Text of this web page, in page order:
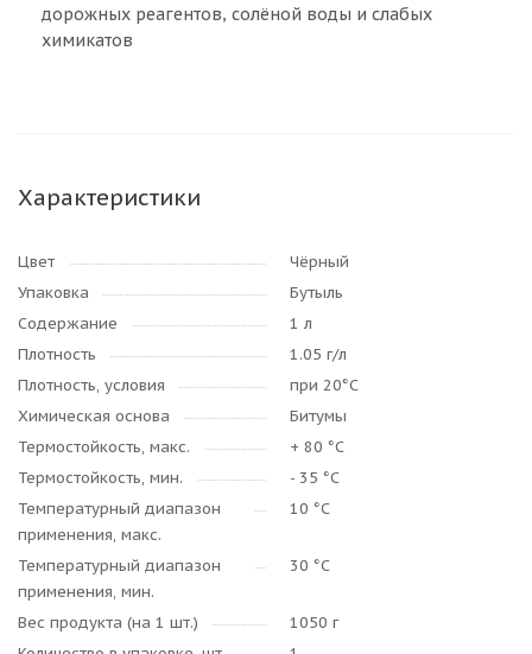
дорожных реагентов, солёной воды и слабых
химикатов
Характеристики
Цвет
Чёрный
Упаковка
Бутыль
Содержание
1 л
Плотность
1.05 г/л
Плотность, условия
при 20°C
Химическая основа
Битумы
Термостойкость, макс.
+ 80 °C
Термостойкость, мин.
- 35 °C
Температурный диапазон
применения, макс.
10 °C
Температурный диапазон
применения, мин.
30 °C
Вес продукта (на 1 шт.)
1050 г